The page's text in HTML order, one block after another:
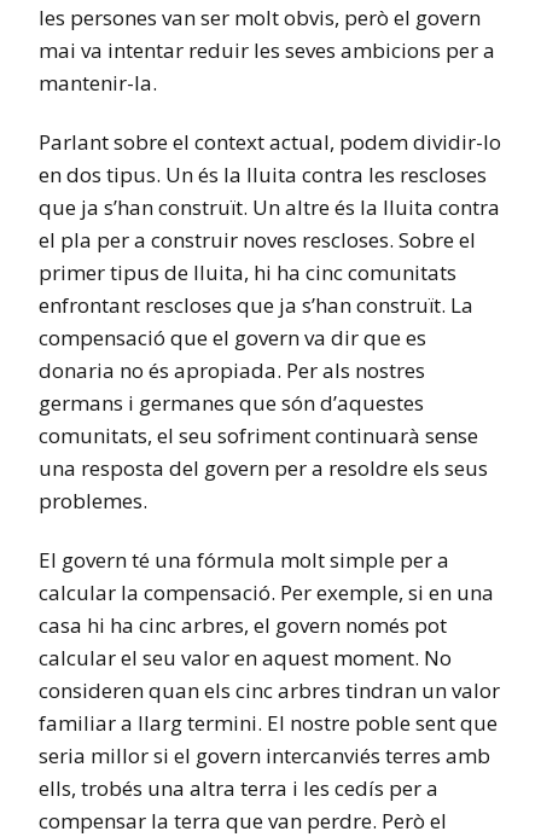
les persones van ser molt obvis, però el govern
mai va intentar reduir les seves ambicions per a
mantenir-la.
Parlant sobre el context actual, podem dividir-lo
en dos tipus. Un és la lluita contra les rescloses
que ja s’han construït. Un altre és la lluita contra
el pla per a construir noves rescloses. Sobre el
primer tipus de lluita, hi ha cinc comunitats
enfrontant rescloses que ja s’han construït. La
compensació que el govern va dir que es
donaria no és apropiada. Per als nostres
germans i germanes que són d’aquestes
comunitats, el seu sofriment continuarà sense
una resposta del govern per a resoldre els seus
problemes.
El govern té una fórmula molt simple per a
calcular la compensació. Per exemple, si en una
casa hi ha cinc arbres, el govern només pot
calcular el seu valor en aquest moment. No
consideren quan els cinc arbres tindran un valor
familiar a llarg termini. El nostre poble sent que
seria millor si el govern intercanviés terres amb
ells, trobés una altra terra i les cedís per a
compensar la terra que van perdre. Però el